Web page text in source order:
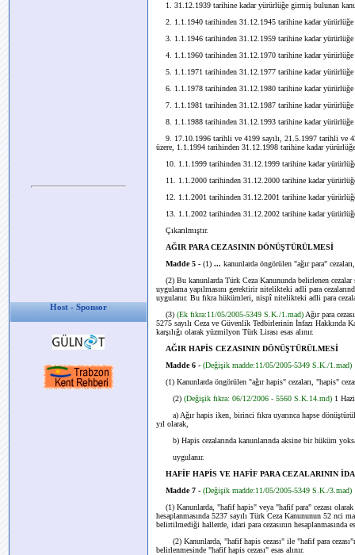
Host - Sponsor
1. 31.12.1939 tarihine kadar yürürlüğe girmiş bulunan
2. 1.1.1940 tarihinden 31.12.1945 tarihine kadar yürürlüğe
3. 1.1.1946 tarihinden 31.12.1959 tarihine kadar yürürlüğe
4. 1.1.1960 tarihinden 31.12.1970 tarihine kadar yürürlüğe
5. 1.1.1971 tarihinden 31.12.1977 tarihine kadar yürürlüğe
6. 1.1.1978 tarihinden 31.12.1980 tarihine kadar yürürlüğe
7. 1.1.1981 tarihinden 31.12.1987 tarihine kadar yürürlüğe
8. 1.1.1988 tarihinden 31.12.1993 tarihine kadar yürürlüğe
9. 17.10.1996 tarihli ve 4199 sayılı, 21.5.1997 tarihli ve
üzere, 1.1.1994 tarihinden 31.12.1998 tarihine kadar
10. 1.1.1999 tarihinden 31.12.1999 tarihine kadar
11. 1.1.2000 tarihinden 31.12.2000 tarihine kadar
12. 1.1.2001 tarihinden 31.12.2001 tarihine kadar
13. 1.1.2002 tarihinden 31.12.2002 tarihine kadar
Çıkarılmıştır.
AĞIR PARA CEZASININ DÖNÜŞTÜRÜLMESİ
Madde 5 - (1) ... kanunlarda öngörülen "ağır para"
(2) Bu kanunlarda Türk Ceza Kanununda belirlenen cezalar
uygulama yapılmasını gerektirir nitelikteki adli para
uygulanır. Bu fıkra hükümleri, nispî nitelikteki adli para
(3) (Ek fıkra:11/05/2005-5349 S.K./1.mad) Ağır para
5275 sayılı Ceza ve Güvenlik Tedbirlerinin İnfazı Hakkında
karşılığı olarak yüzmilyon Türk Lirası esas alınır.
AĞIR HAPİS CEZASININ DÖNÜŞTÜRÜLMESİ
Madde 6 - (Değişik madde:11/05/2005-5349 S.K./1.mad)
(1) Kanunlarda öngörülen "ağır hapis" cezaları, "hapis"
(2) (Değişik fıkra: 06/12/2006 - 5560 S.K.14.md) 1
a) Ağır hapis iken, birinci fıkra uyarınca hapse
yıl olarak,
b) Hapis cezalarında kanunlarında aksine bir hüküm
uygulanır.
HAFİF HAPİS VE HAFİF PARA CEZALARININ
Madde 7 - (Değişik madde:11/05/2005-5349 S.K./3.mad)
(1) Kanunlarda, "hafif hapis" veya "hafif para" cezası olarak
hesaplanmasında 5237 sayılı Türk Ceza Kanununun 52 nci
belirtilmediği hallerde, idari para cezasının hesaplanmasında
(2) Kanunlarda, "hafif hapis cezası" ile "hafif para
belirlenmesinde "hafif hapis cezası" esas alınır.